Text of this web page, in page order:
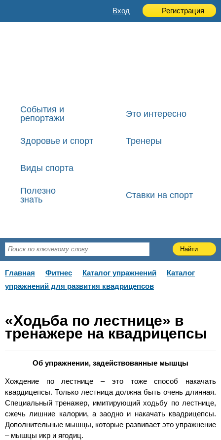
Вход Регистрация
События и
репортажи
Это интересно
Здоровье и спорт Тренеры
Виды спорта
Полезно
знать
Ставки на спорт
Главная Фитнес Каталог упражнений
Каталог
упражнений для развития квадрицепсов
«Ходьба по лестнице» в
тренажере на квадрицепсы
Об упражнении, задействованные мышцы
Хождение по лестнице – это тоже способ накачать
квардицепсы. Только лестница должна быть очень длинная.
Специальный тренажер, имитирующий ходьбу по лестнице,
сжечь лишние калории, а заодно и накачать квадрицепсы.
Дополнительные мышцы, которые развивает это упражнение
– мышцы икр и ягодиц.